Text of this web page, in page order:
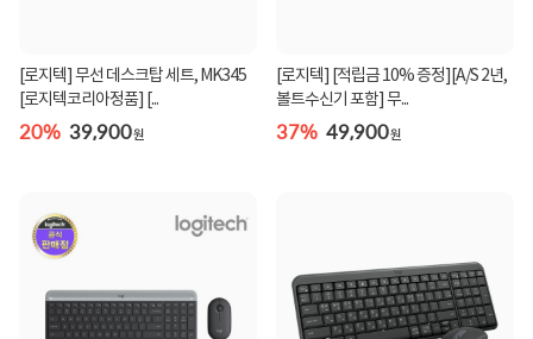
[로지텍] 무선 데스크탑 세트, MK345
[로지텍코리아정품] [...
20% 39,900원
[로지텍] [적립금 10% 증정][A/S 2년,
볼트수신기 포함] 무...
37% 49,900원